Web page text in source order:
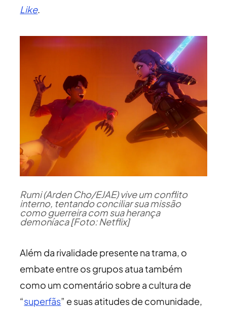
Like.
Rumi (Arden Cho/EJAE) vive um conflito
interno, tentando conciliar sua missão
como guerreira com sua herança
demoníaca [Foto: Netflix]
Além da rivalidade presente na trama, o
embate entre os grupos atua também
como um comentário sobre a cultura de
“superfãs” e suas atitudes de comunidade,